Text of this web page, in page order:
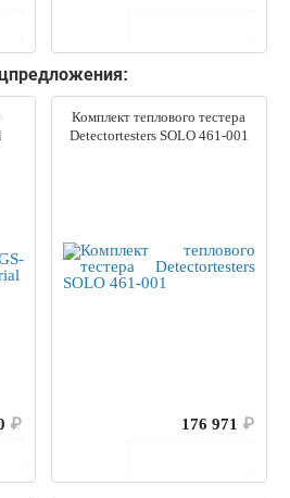
₽
Комплект теплового тестера
Detectortesters SOLO 461-001
176 971 ₽